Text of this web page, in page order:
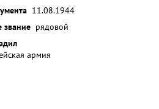
11.08.1944
звание рядовой
армия